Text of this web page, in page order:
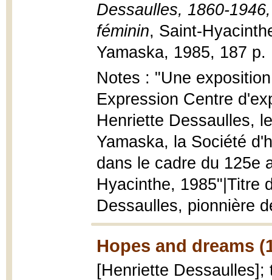
Dessaulles, 1860-
féminin, Saint-
Yamaska, 1985, 187
Notes : "Une
Expression Centre
Henriette Dessaulles,
Yamaska, la Société
dans le cadre du 125e
Hyacinthe, 1985"|Titre
Dessaulles, pionnière
Hopes and dreams
[Henriette